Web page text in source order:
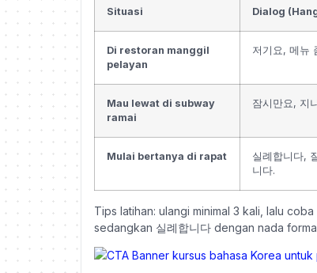
Situasi Dialog
Di restoran manggil
pelayan
저기요, 메뉴
Mau lewat di subway
ramai
잠시만요, 지
Mulai bertanya di rapat
실례합니다,
니다.
Tips latihan: ulangi minimal 3 kali, lalu
sedangkan 실례합니다 dengan nada